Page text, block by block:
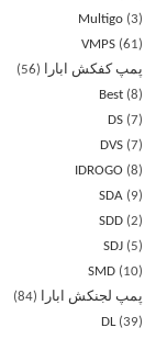
Multigo 3
VMPS 61
پمپ کفکش ابارا
56
Best 8
DS 7
DVS 7
IDROGO
8
SDA
9
SDD 2
SDJ
5
SMD
10
پمپ لجنکش ابارا
84
DL 39